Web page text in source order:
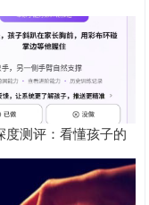
家长读懂背后的心理
度测评：看懂孩子的
儿系统